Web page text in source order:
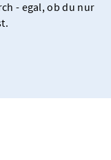
- egal, ob du nur